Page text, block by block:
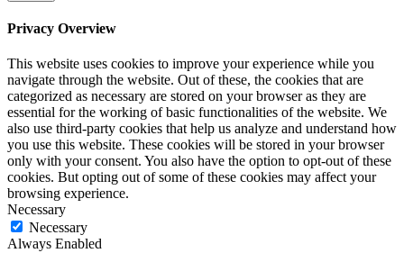
Privacy Overview
This website uses cookies to improve your experience while you
navigate through the website. Out of these, the cookies that are
categorized as necessary are stored on your browser as they are
essential for the working of basic functionalities of the website. We
also use third-party cookies that help us analyze and understand how
you use this website. These cookies will be stored in your browser
only with your consent. You also have the option to opt-out of these
cookies. But opting out of some of these cookies may affect your
browsing experience.
Necessary
Necessary
Always Enabled